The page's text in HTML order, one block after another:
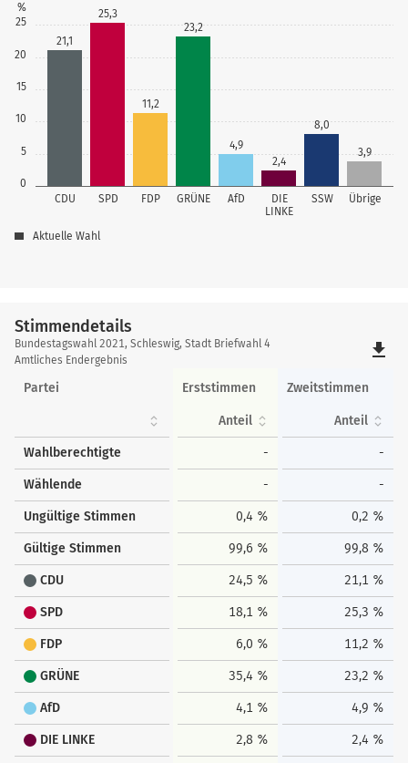
0
5
10
15
20
25
%
CDU SPD FDP GRÜNE AfD
DIE
LINKE
SSW Übrige
21,1
25,3
11,2
23,2
4,9
2,4
8,0
3,9
Aktuelle Wahl
Stimmendetails
Stimmendetails
Bundestagswahl 2021, Schleswig, Stadt Briefwahl 4
Amtliches Endergebnis
file_download
Partei Erststimmen Zweitstimmen
Anteil Anteil
Wahlberechtigte - -
Wählende - -
Ungültige Stimmen 0,4 % 0,2 %
Gültige Stimmen 99,6 % 99,8 %
CDU 24,5 % 21,1 %
SPD 18,1 % 25,3 %
FDP 6,0 % 11,2 %
GRÜNE 35,4 % 23,2 %
AfD 4,1 % 4,9 %
DIE LINKE 2,8 % 2,4 %